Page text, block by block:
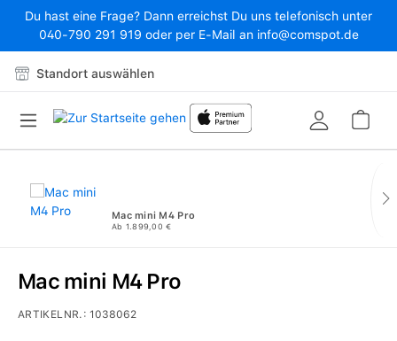
Zum Hauptinhalt springen
Du hast eine Frage? Dann erreichst Du uns telefonisch unter
040-790 291 919 oder per E-Mail an info@comspot.de
Standort auswählen
Mac mini M4 Pro
Ab 1.899,00 €
Mac mini M4 Pro
ARTIKELNR.:1038062